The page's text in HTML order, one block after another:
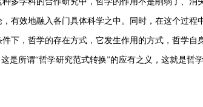
有效地融入各门具体科学之中。同时，在这个过
下，哲学的存在方式，它发生作用的方式，哲学自
是所谓“哲学研究范式转换”的应有之义，这就是哲学